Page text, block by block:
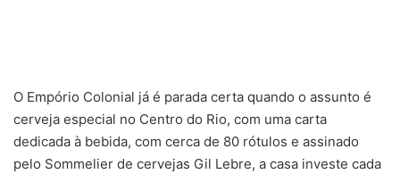
O Empório Colonial já é parada certa quando o assunto é
cerveja especial no Centro do Rio, com uma carta
dedicada à bebida, com cerca de 80 rótulos e assinado
pelo Sommelier de cervejas Gil Lebre, a casa investe cada